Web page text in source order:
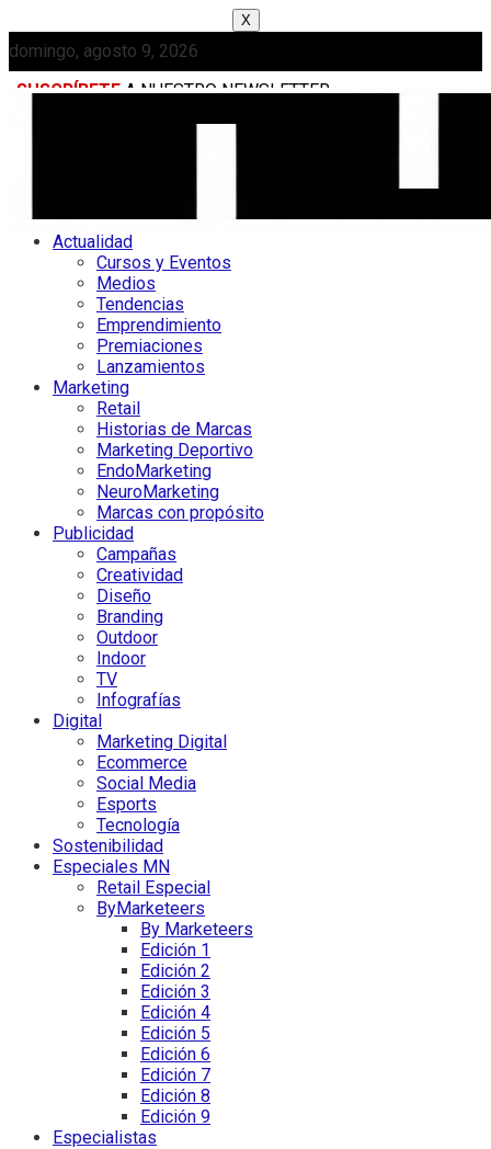
X
domingo, agosto 9, 2026
SUSCRÍBETE A NUESTRO NEWSLETTER
Actualidad
Cursos y Eventos
Medios
Tendencias
Emprendimiento
Premiaciones
Lanzamientos
Marketing
Retail
Historias de Marcas
Marketing Deportivo
EndoMarketing
NeuroMarketing
Marcas con propósito
Publicidad
Campañas
Creatividad
Diseño
Branding
Outdoor
Indoor
TV
Infografías
Digital
Marketing Digital
Ecommerce
Social Media
Esports
Tecnología
Sostenibilidad
Especiales MN
Retail Especial
ByMarketeers
By Marketeers
Edición 1
Edición 2
Edición 3
Edición 4
Edición 5
Edición 6
Edición 7
Edición 8
Edición 9
Especialistas